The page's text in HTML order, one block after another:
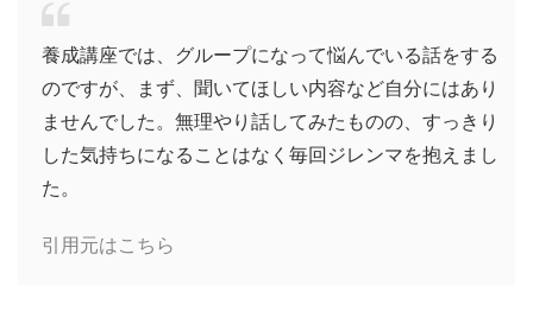
養成講座では、グループになって悩んでいる話をする
のですが、まず、聞いてほしい内容など自分にはあり
ませんでした。無理やり話してみたものの、すっきり
した気持ちになることはなく毎回ジレンマを抱えまし
た。
引用元はこちら